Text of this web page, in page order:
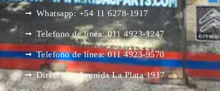
Whatsapp: +54 11 6278-1917
Telefono de línea: 011 4923-1247
Telefono de línea: 011 4923-9570
Dirección: Avenida La Plata 1917